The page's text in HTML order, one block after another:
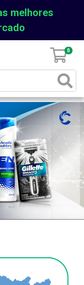
melhores
0